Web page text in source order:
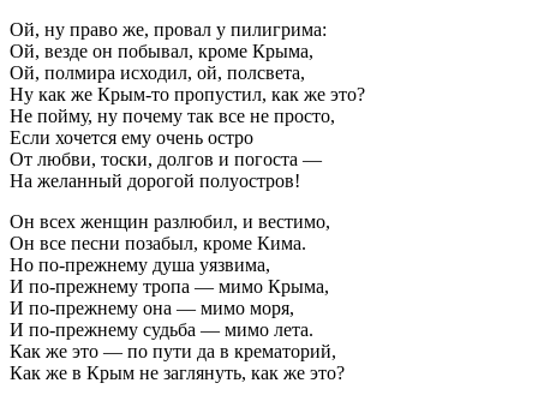
Ой, ну право же, провал у пилигрима:
Ой, везде он побывал, кроме Крыма,
Ой, полмира исходил, ой, полсвета,
Ну как же Крым-то пропустил, как же это?
Не пойму, ну почему так все не просто,
Если хочется ему очень остро
От любви, тоски, долгов и погоста —
На желанный дорогой полуостров!
Он всех женщин разлюбил, и вестимо,
Он все песни позабыл, кроме Кима.
Но по-прежнему душа уязвима,
И по-прежнему тропа — мимо Крыма,
И по-прежнему она — мимо моря,
И по-прежнему судьба — мимо лета.
Как же это — по пути да в крематорий,
Как же в Крым не заглянуть, как же это?